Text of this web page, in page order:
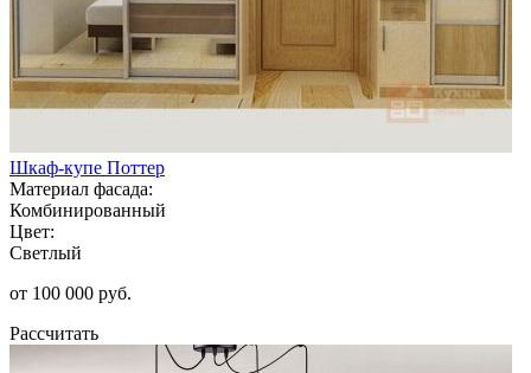
Шкаф-купе Поттер
Материал фасада:
Комбинированный
Цвет:
Светлый
от 100 000 руб.
Рассчитать